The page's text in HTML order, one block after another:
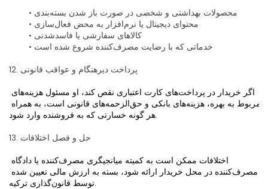
محصولات بهداشتی و شخصی در صورت باز شدن بسته‌بندی
محتوای دیجیتال یا نرم‌افزار به محض فعال‌سازی
کالاهای سفارشی یا فاسدشدنی
خدماتی که با رضایت مصرف‌کننده شروع شده است
12. پرداخت دیرهنگام و عواقب قانونی
هر گونه خسارتی که به فروشنده وارد شود.
13. حل و فصل اختلافات
توسط قانون‌گذاری ترکیه.